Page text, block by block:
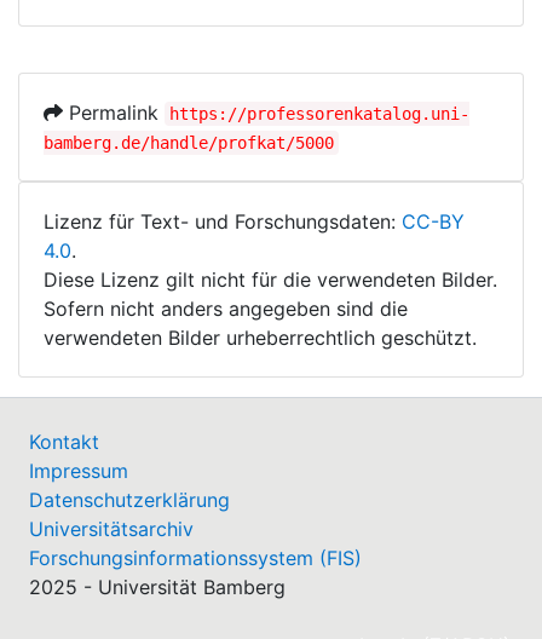
Permalink
https://professorenkatalog.uni-
bamberg.de/handle/profkat/5000
Lizenz für Text- und Forschungsdaten: CC-BY
4.0.
Diese Lizenz gilt nicht für die verwendeten Bilder.
Sofern nicht anders angegeben sind die
verwendeten Bilder urheberrechtlich geschützt.
Kontakt
Impressum
Datenschutzerklärung
Universitätsarchiv
Forschungsinformationssystem (FIS)
2025 - Universität Bamberg